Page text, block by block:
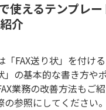
使えるテンプレー
介
「FAX送り状」を付け
の基本的な書き方や
業務の改善方法もご
参照にしてください。